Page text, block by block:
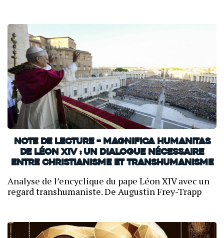
Note de lecture – Magnifica Humanitas
de Léon XIV : un dialogue nécessaire
entre christianisme et transhumanisme
Analyse de l’encyclique du pape Léon XIV avec un
regard transhumaniste. De Augustin Frey-Trapp